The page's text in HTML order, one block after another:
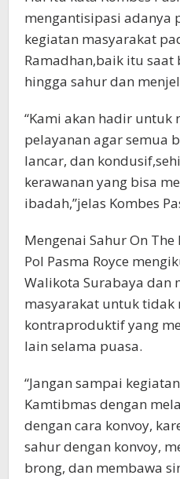
mengantisipasi adanya
kegiatan masyarakat
Ramadhan,baik itu saat
hingga sahur dan
“Kami akan hadir untuk
pelayanan agar semua
lancar, dan
kerawanan yang bisa
ibadah,”jelas Kombes
Mengenai Sahur On The
Pol Pasma Royce
Walikota Surabaya dan
masyarakat untuk tidak
kontraproduktif yang
lain selama puasa.
“Jangan sampai
Kamtibmas dengan
dengan cara konvoy,
sahur dengan konvoy,
brong, dan membawa